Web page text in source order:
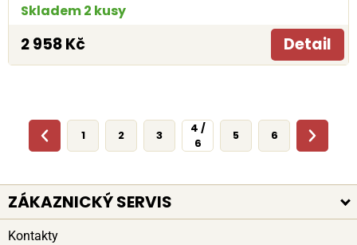
Skladem 2 kusy
2 958 Kč Detail
1 2 3
4 /
6
5 6
ZÁKAZNICKÝ SERVIS
Kontakty